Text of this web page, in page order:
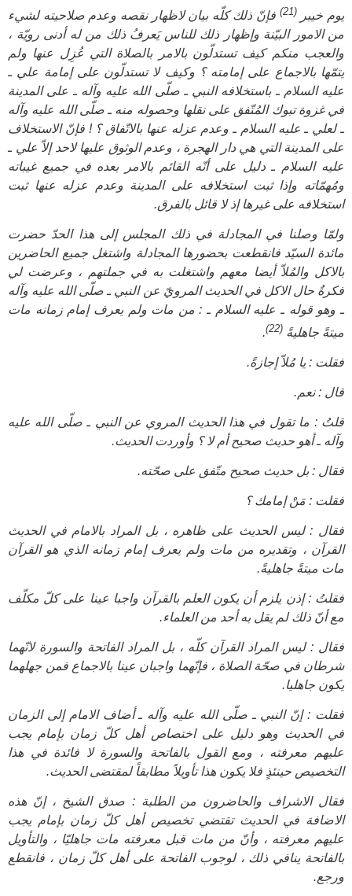
يوم خيبر(21)
فإنّ ذلك كلّه بيان لاظهار نقصه وعدم صلاحيته لشيء
من الامور البيّنة وإظهار ذلك للناس يَعرفُ ذلك من له أدنى رويّة ،
والعجب منكم كيف تستدلّون بالامر بالصلاة التي عُزِل عنها ولم
يتمّها بالاجماع على إمامته ؟ وكيف لا تستدلّون على إمامة علي ـ
عليه السلام ـ باستخلافه النبي ـ صلّى الله عليه وآله ـ على المدينة
في غزوة تبوك المُتّفق على نقلها وحصوله منه ـ صلّى الله عليه وآله
ـ لعلي ـ عليه السلام ـ وعدم عزله عنها بالاتّفاق ؟ ! فإنّ الاستخلاف
على المدينة التي هي دار الهجرة ، وعدم الوثوق عليها لاحد إلاّ علي ـ
عليه السلام ـ دليل على أنّه القائم بالامر بعده في جميع غيباته
ومُهمّاته وإذا ثبت استخلافه على المدينة وعدم عزله عنها ثبت
استخلافه على غيرها إذ لا قائل بالفرق.
ولمّا وصلنا في المجادلة في ذلك المجلس إلى هذا الحدّ حضرت
مائدة السيّد فانقطعت بحضورها المجادلة واشتغل جميع الحاضرين
بالاكل والمُلاّ أيضا معهم واشتغلت به في جملتهم ، وعرضت لي
فكرةٌ حال الاكل في الحديث المرويّ عن النبي ـ صلّى الله عليه وآله
ـ وهو قوله ـ‍ عليه السلام ـ : من مات ولم يعرف إمام زمانه مات
ميتةً جاهليةً (22)
.
فقلت : يا مُلاّ إجازةً.
قال : نعم.
قلتُ : ما تقول في هذا الحديث المروي عن النبي ـ صلّى الله عليه
وآله ـ أهو حديث صحيح أم لا ؟ وأوردت الحديث.
فقال : بل حديث صحيح متّفق على صحّته.
فقلت : مَنْ إمامك ؟
فقال : ليس الحديث على ظاهره ، بل المراد بالامام في الحديث
القرآن ، وتقديره من مات ولم يعرف إمام زمانه الذي هو القرآن
مات ميتةً جاهليةً.
فقلتُ : إذن يلزم أن يكون العلم بالقرآن واجبا عينا على كلّ مكلّف
مع أنّ ذلك لم يقل به أحد من العلماء.
فقال : ليس المراد القرآن كلّه ، بل المراد الفاتحة والسورة لانّهما
شرطان في صحّة الصلاة ، فإنّهما واجبان عينا بالاجماع فمن جهلهما
يكون جاهليا.
فقلت : إنّ النبي ـ صلّى الله عليه وآله ـ أضاف الامام إلى الزمان
في الحديث وهو دليل على اختصاص أهل كلّ زمان بإمام يجب
عليهم معرفته ، ومع القول بالفاتحة والسورة لا فائدة في هذا
التخصيص حينئذٍ فلا يكون هذا تأويلاً مطابقاً لمقتضى الحديث.
فقال الاشراف والحاضرون من الطلبة : صدق الشيخ ، إنّ هذه
الاضافة في الحديث تقتضي تخصيص أهل كلّ زمان بإمام يجب
عليهم معرفته ، وأنّ من مات قبل معرفته مات جاهليّا ، والتأويل
بالفاتحة ينافي ذلك ، لوجوب الفاتحة على أهل كلّ زمان ، فانقطع
ورجع.